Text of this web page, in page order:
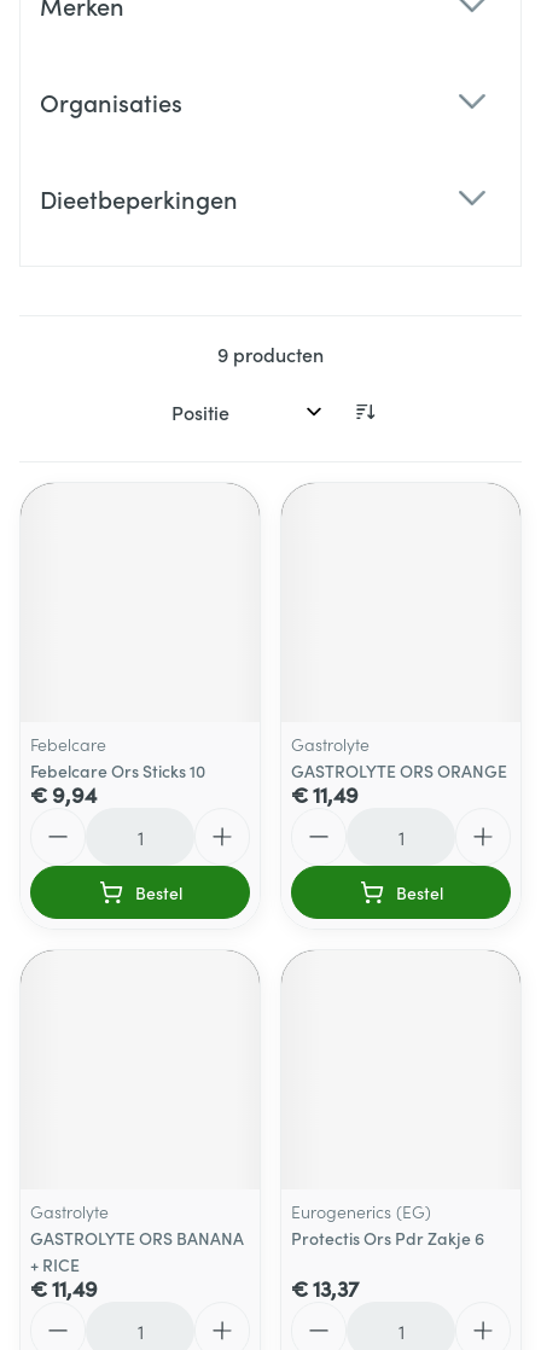
Organisaties
Dieetbeperkingen
9 producten
Sorteer op:
Febelcare
Febelcare Ors Sticks 10
€ 9,94
Bestel
Gastrolyte
GASTROLYTE ORS ORANGE
€ 11,49
Bestel
Gastrolyte
GASTROLYTE ORS BANANA
+ RICE
€ 11,49
Eurogenerics (EG)
Protectis Ors Pdr Zakje 6
€ 13,37